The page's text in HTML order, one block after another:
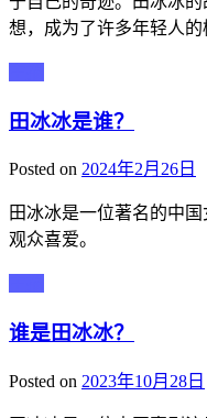
想，成为了许多年轻人的
田冰冰是谁？
Posted on 2024年2月26日
田冰冰是一位著名的中
观众喜爱。
谁是田冰冰？
Posted on 2023年10月28日